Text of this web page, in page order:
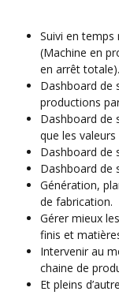
Suivi en
(Machine en
en arrêt totale).
Dashboard de
productions
Dashboard de
que les valeurs
Dashboard de
Dashboard de
Génération,
de fabrication.
Gérer mieux
finis et
Intervenir au
chaine de
Et pleins